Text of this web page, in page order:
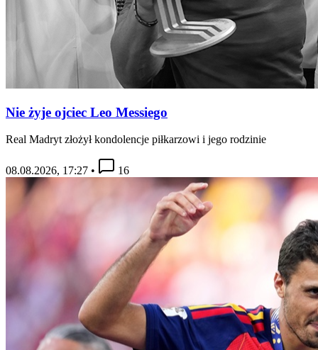
Nie żyje ojciec Leo Messiego
Real Madryt złożył kondolencje piłkarzowi i jego rodzinie
08.08.2026, 17:27 • 16